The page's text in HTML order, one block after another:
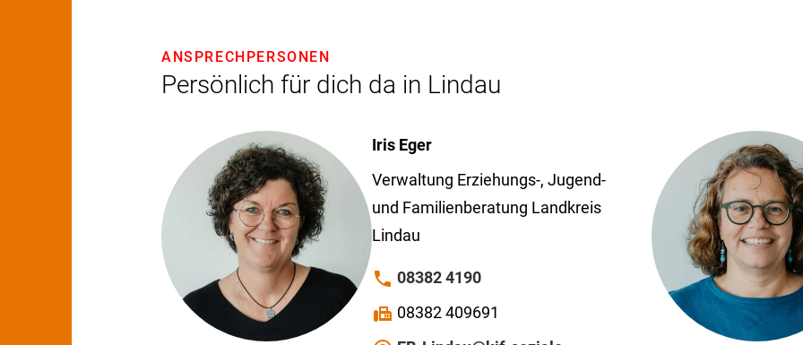
Persönlich für dich da in Lindau
ANSPRECHPERSONEN
Iris Eger
Verwaltung Erziehungs-, Jugend-
und Familien­beratung Land­kreis
Lindau
phone 08382 4190
fax 08382 409691